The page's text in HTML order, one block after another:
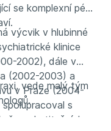
se komplexní péčí
výcvik v hlubinné
klinice
2002), dále v
(2002-2003) a
v Praze (2004-
s
v substitučních
vede malý tým